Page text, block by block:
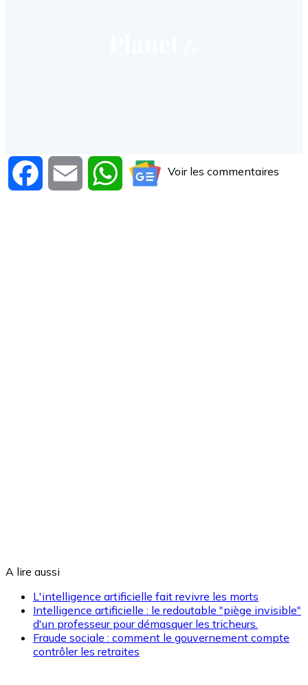
Facebook Email WhatsAppVoir les commentaires
A lire aussi
L'intelligence artificielle fait revivre les morts
Intelligence artificielle : le redoutable "piège invisible"
d'un professeur pour démasquer les tricheurs.
Fraude sociale : comment le gouvernement compte
contrôler les retraites